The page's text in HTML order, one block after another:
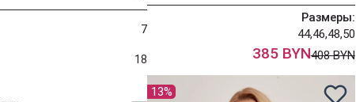
7
18
Размеры:
44,46,48,50
385 BYN408 BYN
13%